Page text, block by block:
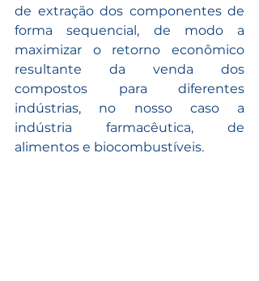
de extração dos componentes de
forma sequencial, de modo a
maximizar o retorno econômico
resultante da venda dos
compostos para diferentes
indústrias, no nosso caso a
indústria farmacêutica, de
alimentos e biocombustíveis.